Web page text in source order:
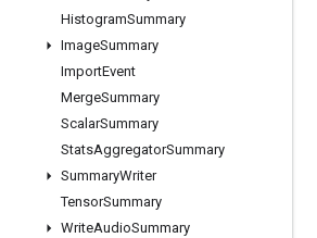
HistogramSummary
ImageSummary
ImportEvent
MergeSummary
ScalarSummary
StatsAggregatorSummary
SummaryWriter
TensorSummary
WriteAudioSummary